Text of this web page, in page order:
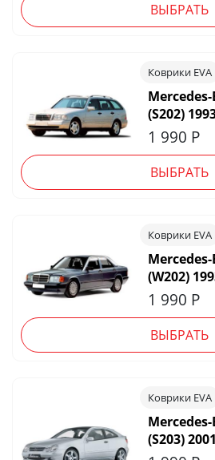
ВЫБРАТЬ
Коврики EVA
(S202)
1 990 Р
ВЫБРАТЬ
Коврики EVA
(W202)
1 990 Р
ВЫБРАТЬ
Коврики EVA
(S203)